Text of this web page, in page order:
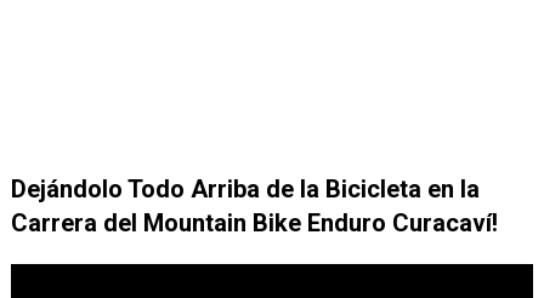
Dejándolo Todo Arriba de la Bicicleta en la
Carrera del Mountain Bike Enduro Curacaví!